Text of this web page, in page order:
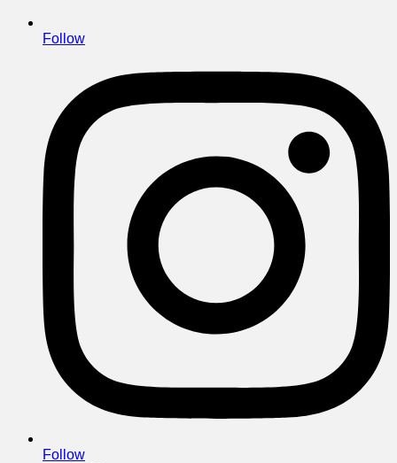
Follow
Follow